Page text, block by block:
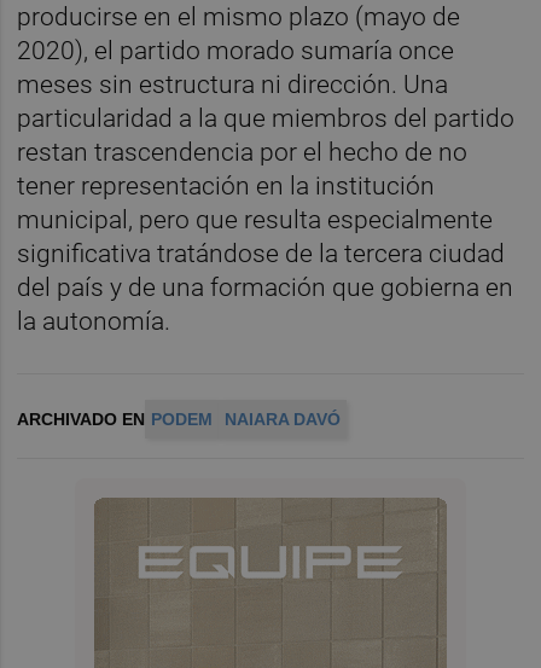
producirse en el mismo plazo (mayo de
2020), el partido morado sumaría once
meses sin estructura ni dirección. Una
particularidad a la que miembros del partido
restan trascendencia por el hecho de no
tener representación en la institución
municipal, pero que resulta especialmente
significativa tratándose de la tercera ciudad
del país y de una formación que gobierna en
la autonomía.
ARCHIVADO EN PODEM NAIARA DAVÓ